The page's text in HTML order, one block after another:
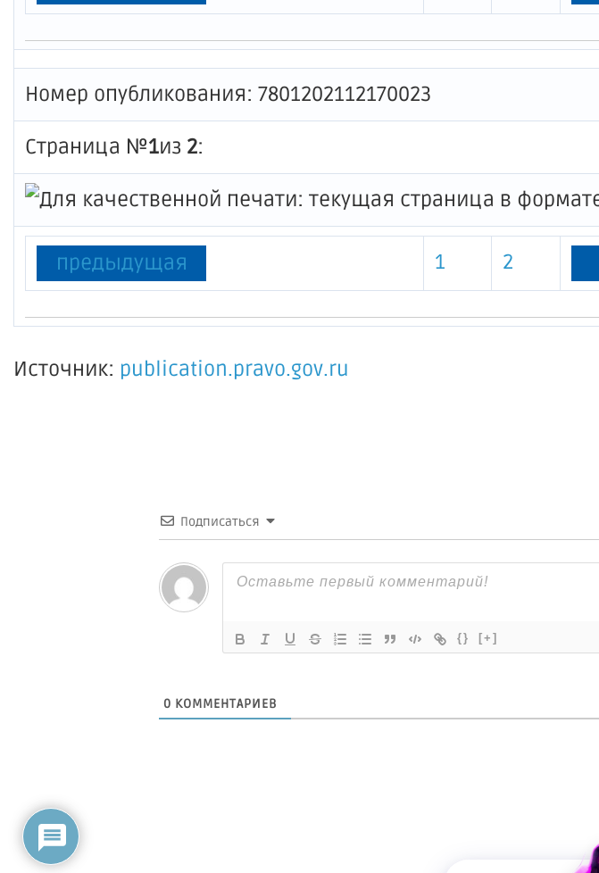
Номер опубликования: 7801202112170023
Страница №1из 2:
предыдущая 1 2
Источник: publication.pravo.gov.ru
Подписаться
{} [+]
0 КОММЕНТАРИЕВ